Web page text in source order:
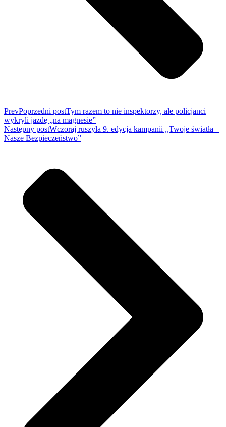
PrevPoprzedni postTym razem to nie inspektorzy, ale policjanci
wykryli jazdę „na magnesie”
Następny postWczoraj ruszyła 9. edycja kampanii ,,Twoje światła –
Nasze Bezpieczeństwo”